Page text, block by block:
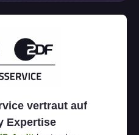
vertraut auf
Expertise